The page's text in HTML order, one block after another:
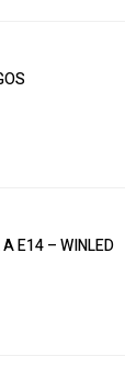
E14 – WINLED